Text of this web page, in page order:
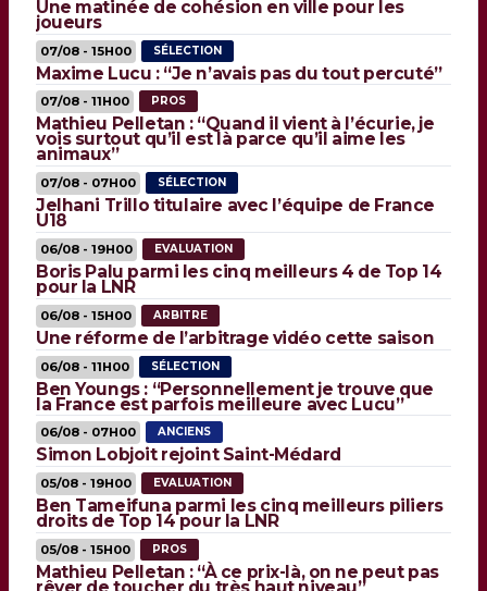
Une matinée de cohésion en ville pour les
joueurs
07/08 - 15H00 SÉLECTION
Maxime Lucu : “Je n’avais pas du tout percuté”
07/08 - 11H00 PROS
Mathieu Pelletan : “Quand il vient à l’écurie, je
vois surtout qu’il est là parce qu’il aime les
animaux”
07/08 - 07H00 SÉLECTION
Jelhani Trillo titulaire avec l’équipe de France
U18
06/08 - 19H00 EVALUATION
Boris Palu parmi les cinq meilleurs 4 de Top 14
pour la LNR
06/08 - 15H00 ARBITRE
Une réforme de l’arbitrage vidéo cette saison
06/08 - 11H00 SÉLECTION
Ben Youngs : “Personnellement je trouve que
la France est parfois meilleure avec Lucu”
06/08 - 07H00 ANCIENS
Simon Lobjoit rejoint Saint-Médard
05/08 - 19H00 EVALUATION
Ben Tameifuna parmi les cinq meilleurs piliers
droits de Top 14 pour la LNR
05/08 - 15H00 PROS
Mathieu Pelletan : “À ce prix-là, on ne peut pas